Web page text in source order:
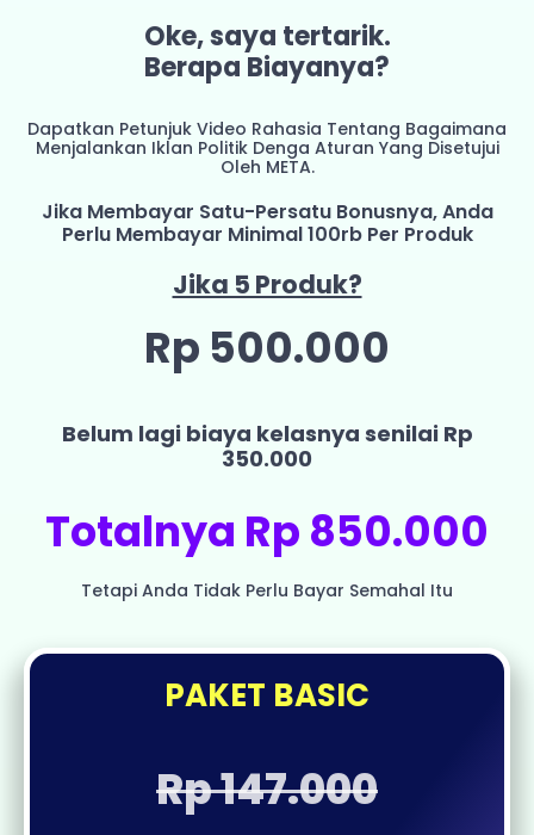
Oke, saya tertarik.
Berapa Biayanya?
Dapatkan Petunjuk Video Rahasia Tentang Bagaimana
Menjalankan Iklan Politik Denga Aturan Yang Disetujui
Oleh META.
Jika Membayar Satu-Persatu Bonusnya, Anda
Perlu Membayar Minimal 100rb Per Produk
Jika 5 Produk?
Rp 500.000
Belum lagi biaya kelasnya senilai Rp
350.000
Totalnya Rp 850.000
Tetapi Anda Tidak Perlu Bayar Semahal Itu
PAKET BASIC
Rp 147.000